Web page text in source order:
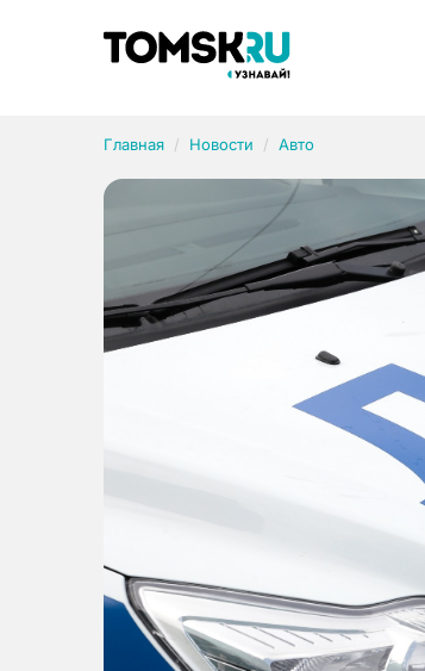
Главная Новости Авто
Рубрики